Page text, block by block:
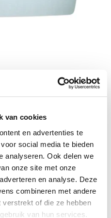
van cookies
en advertenties te
social media te bieden
analyseren. Ook delen we
onze site met onze
en analyse. Deze
combineren met andere
verstrekt of die ze hebben
van hun services.
blauwe dop heeft
te legen en ideaal
toevoegen